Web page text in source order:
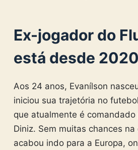
Ex-jogador do
está desde
Aos 24 anos, Evanílson
iniciou sua trajetória no
que atualmente é comandado
Diniz. Sem muitas chances
acabou indo para a Europa,